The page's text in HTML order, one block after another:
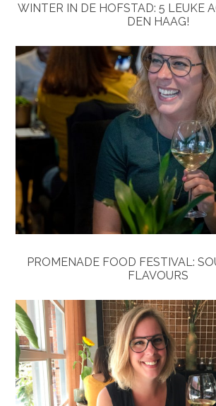
WINTER IN DE HOFSTAD: 5 LEUKE
DEN HAAG!
PROMENADE FOOD FESTIVAL:
FLAVOURS